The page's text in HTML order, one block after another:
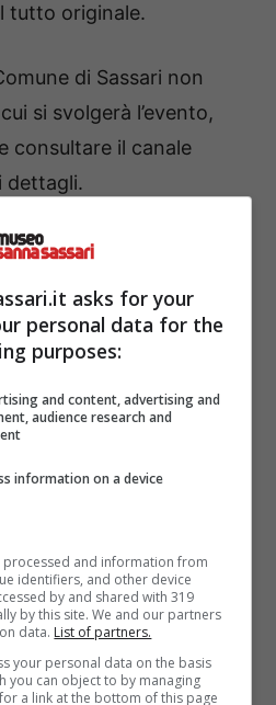
tutto originale.
di Sassari non
si svolgerà l’evento,
consultare il canale
dettagli.
più approfondite, si
disponibili
sull’esposizione.
asks for your
personal data for the
purposes:
and content, advertising and
audience research and
information on a device
and information from
identifiers, and other device
by and shared with 319
by this site. We and our partners
data. List of partners.
your personal data on the basis
you can object to by managing
a link at the bottom of this page